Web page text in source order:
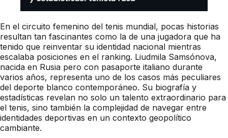
En el circuito femenino del tenis mundial, pocas historias
resultan tan fascinantes como la de una jugadora que ha
tenido que reinventar su identidad nacional mientras
escalaba posiciones en el ranking. Liudmila Samsónova,
nacida en Rusia pero con pasaporte italiano durante
varios años, representa uno de los casos más peculiares
del deporte blanco contemporáneo. Su biografía y
estadísticas revelan no solo un talento extraordinario para
el tenis, sino también la complejidad de navegar entre
identidades deportivas en un contexto geopolítico
cambiante.